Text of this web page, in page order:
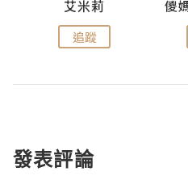
艾米莉
追蹤
發表評論